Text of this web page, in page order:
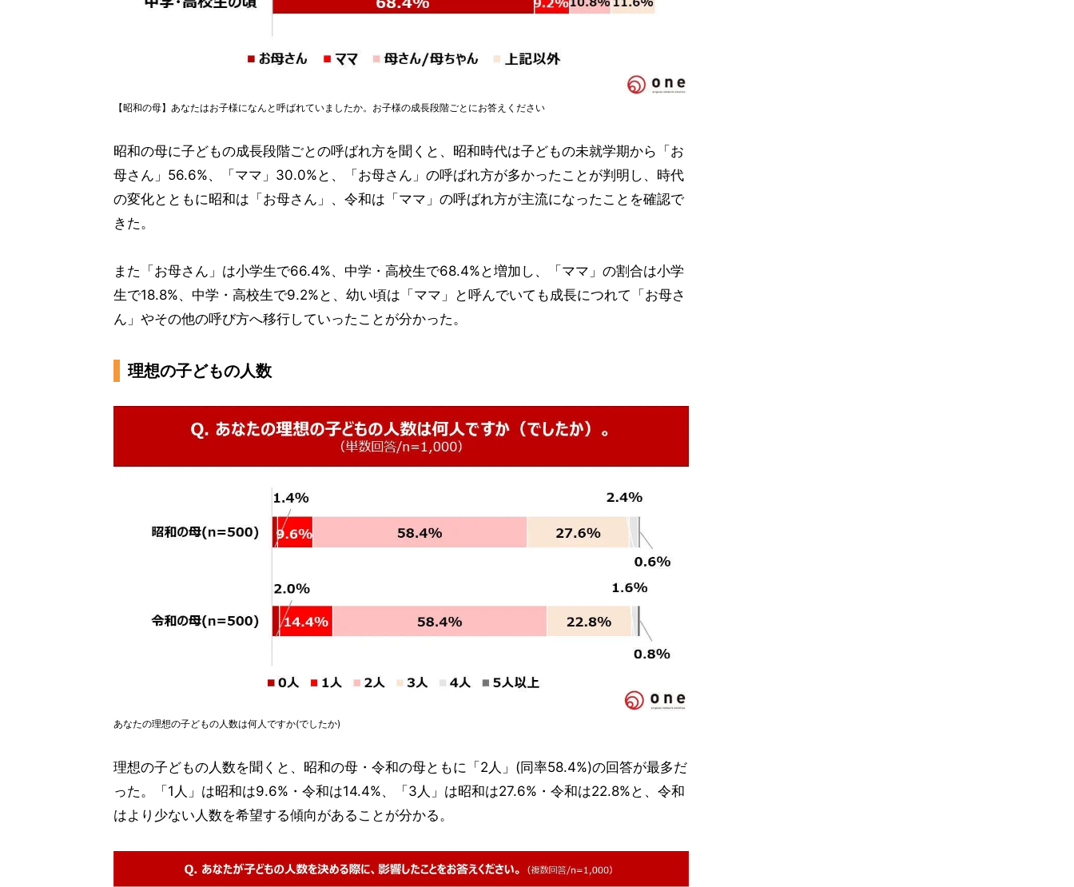
【昭和の母】あなたはお子様になんと呼ばれていましたか。お子様の成長段階ごとにお答えください
昭和の母に子どもの成長段階ごとの呼ばれ方を聞くと、昭和時代は子どもの未就学期から「お
母さん」56.6%、「ママ」30.0%と、「お母さん」の呼ばれ方が多かったことが判明し、時代
の変化とともに昭和は「お母さん」、令和は「ママ」の呼ばれ方が主流になったことを確認で
きた。
また「お母さん」は小学生で66.4%、中学・高校生で68.4%と増加し、「ママ」の割合は小学
生で18.8%、中学・高校生で9.2%と、幼い頃は「ママ」と呼んでいても成長につれて「お母さ
ん」やその他の呼び方へ移行していったことが分かった。
理想の子どもの人数
あなたの理想の子どもの人数は何人ですか(でしたか)
理想の子どもの人数を聞くと、昭和の母・令和の母ともに「2人」(同率58.4%)の回答が最多だ
った。「1人」は昭和は9.6%・令和は14.4%、「3人」は昭和は27.6%・令和は22.8%と、令和
はより少ない人数を希望する傾向があることが分かる。